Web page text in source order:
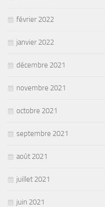
février 2022
janvier 2022
décembre 2021
novembre 2021
octobre 2021
septembre 2021
août 2021
juillet 2021
juin 2021